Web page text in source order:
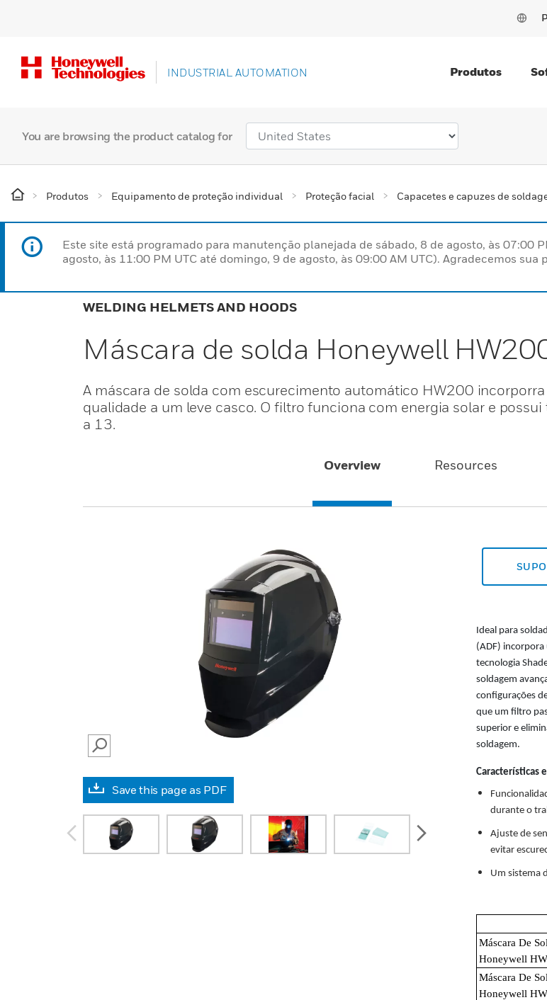
INDUSTRIAL AUTOMATION Produtos
You are browsing the product catalog for
Produtos Equipamento de proteção individual Proteção facial Capacetes e capuzes de
Este site está programado para manutenção planejada de sábado, 8 de agosto, às 07:00
agosto, às 11:00 PM UTC até domingo, 9 de agosto, às 09:00 AM UTC). Agradecemos sua
WELDING HELMETS AND HOODS
Máscara de solda Honeywell
A máscara de solda com escurecimento automático HW200
qualidade a um leve casco. O filtro funciona com energia solar e
a 13.
Overview Resources
SEARCH
Save this page as PDF
Ideal para
(ADF) incorpora
tecnologia
soldagem
configurações
que um filtro
superior e
soldagem.
Características
durante o
Ajuste de
evitar
Um sistema
Máscara De
Honeywell
Máscara De
Honeywell